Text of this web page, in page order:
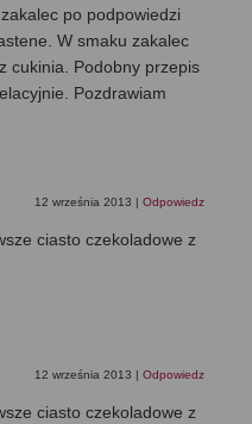
po podpowiedzi
W smaku zakalec
cukinia. Podobny przepis
Pozdrawiam
12 września 2013 | Odpowiedz
ciasto czekoladowe z
12 września 2013 | Odpowiedz
ciasto czekoladowe z